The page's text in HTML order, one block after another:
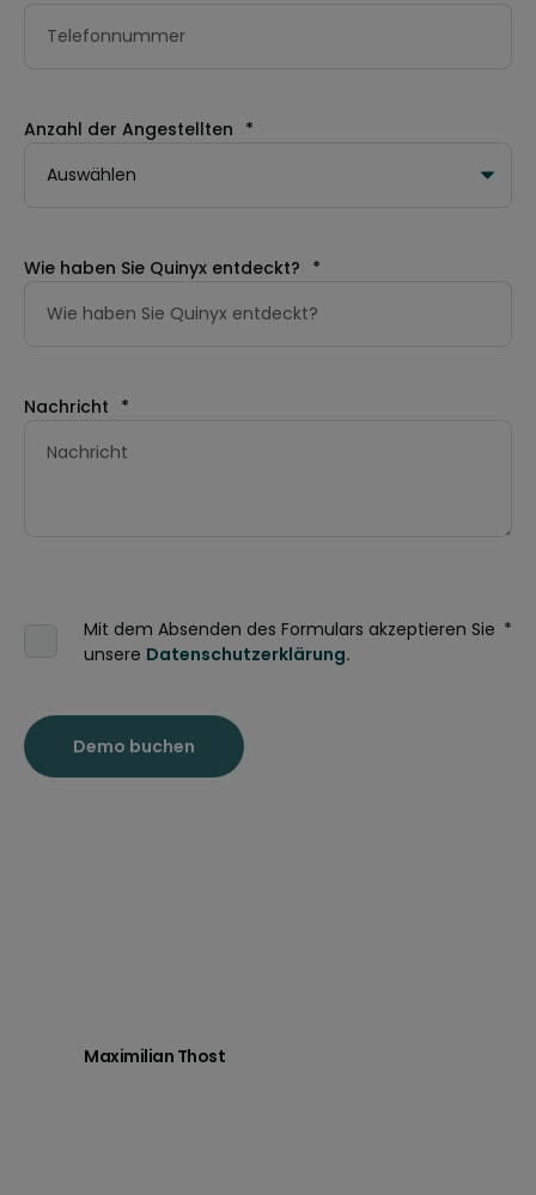
Anzahl der Angestellten *
Wie haben Sie Quinyx entdeckt? *
Nachricht *
Mit dem Absenden des Formulars akzeptieren Sie
unsere Datenschutzerklärung.
*
Maximilian Thost